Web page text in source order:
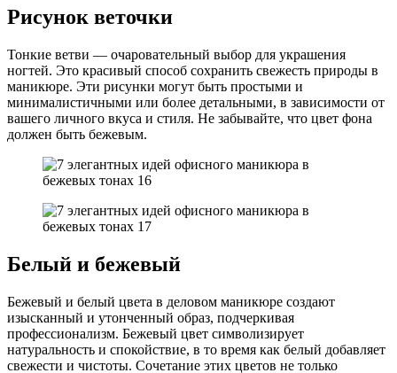
Рисунок веточки
Тонкие ветви — очаровательный выбор для украшения
ногтей. Это красивый способ сохранить свежесть природы в
маникюре. Эти рисунки могут быть простыми и
минималистичными или более детальными, в зависимости от
вашего личного вкуса и стиля. Не забывайте, что цвет фона
должен быть бежевым.
Белый и бежевый
Бежевый и белый цвета в деловом маникюре создают
изысканный и утонченный образ, подчеркивая
профессионализм. Бежевый цвет символизирует
натуральность и спокойствие, в то время как белый добавляет
свежести и чистоты. Сочетание этих цветов не только